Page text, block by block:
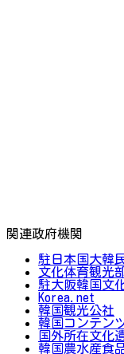
関連政府機関
駐日本国大韓
文化体育観光
駐大阪韓国文
Korea.net
韓国観光公社
韓国コンテン
国外所在文化
韓国農水産食